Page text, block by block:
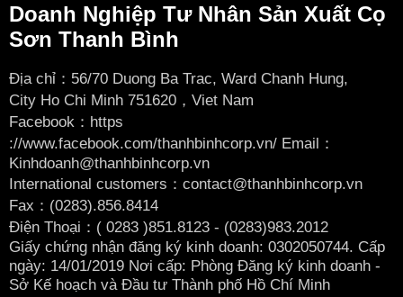
Doanh Nghiệp Tư Nhân Sản Xuất Cọ
Sơn Thanh Bình
Địa chỉ：56/70 Duong Ba Trac, Ward Chanh Hung,
City Ho Chi Minh 751620，Viet Nam
Facebook： https
://www.facebook.com/thanhbinhcorp.vn/ Email：
Kinhdoanh@thanhbinhcorp.vn
International customers：contact@thanhbinhcorp.vn
Fax：(0283).856.8414
Điện Thoại：( 0283 )851.8123 - (0283)983.2012
Giấy chứng nhận đăng ký kinh doanh: 0302050744. Cấp
ngày: 14/01/2019 Nơi cấp: Phòng Đăng ký kinh doanh -
Sở Kế hoạch và Đầu tư Thành phố Hồ Chí Minh